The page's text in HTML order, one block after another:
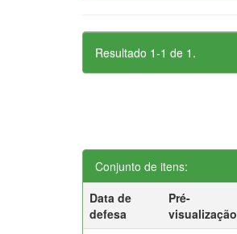
Resultado 1-1 de 1.
Conjunto de itens:
Data de
defesa
Pré-
visualização